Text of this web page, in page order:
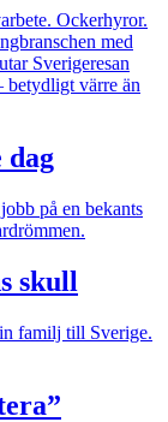
Ockerhyror.
med
Sverigeresan
betydligt värre än
dag
på en bekants
skull
familj till Sverige.